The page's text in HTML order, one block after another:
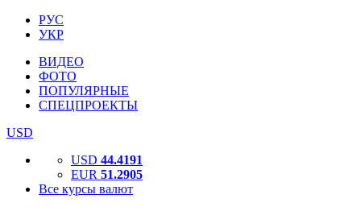
РУС
УКР
ВИДЕО
ФОТО
ПОПУЛЯРНЫЕ
СПЕЦПРОЕКТЫ
USD
USD 44.4191
EUR 51.2905
Все курсы валют